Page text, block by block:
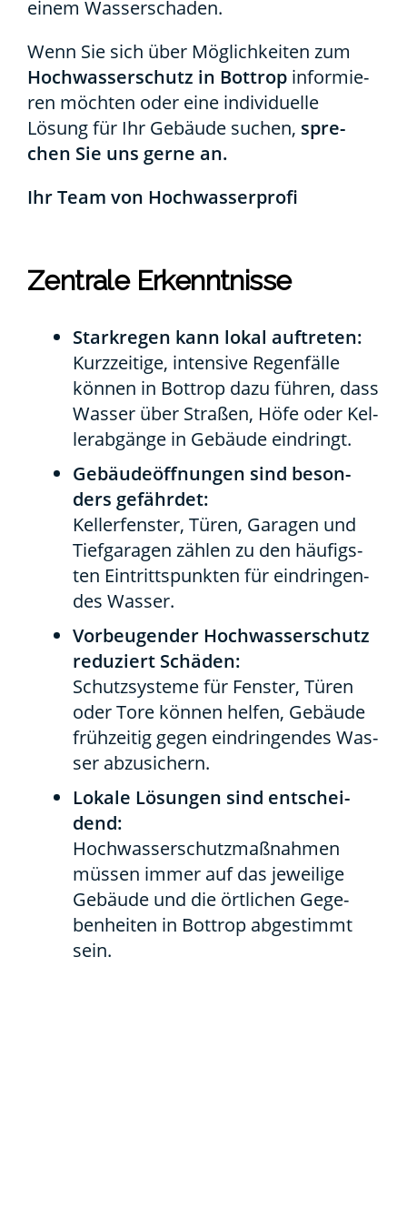
einem Was­ser­scha­den.
Wenn Sie sich über Mög­lich­kei­ten zum
Hoch­was­ser­schutz in Bot­trop infor­mie­
ren möch­ten oder eine indi­vi­du­el­le
Lösung für Ihr Gebäu­de suchen, spre­
chen Sie uns ger­ne an.
Ihr Team von Hoch­was­ser­pro­fi
Zen­tra­le Erkennt­nis­se
Stark­re­gen kann lokal auf­tre­ten:
Kurz­zei­ti­ge, inten­si­ve Regen­fäl­le
kön­nen in Bot­trop dazu füh­ren, dass
Was­ser über Stra­ßen, Höfe oder Kel­
ler­ab­gän­ge in Gebäu­de ein­dringt.
Gebäu­de­öff­nun­gen sind beson­
ders gefähr­det:
Kel­ler­fens­ter, Türen, Gara­gen und
Tief­ga­ra­gen zäh­len zu den häu­figs­
ten Ein­tritts­punk­ten für ein­drin­gen­
des Was­ser.
Vor­beu­gen­der Hoch­was­ser­schutz
redu­ziert Schä­den:
Schutz­sys­te­me für Fens­ter, Türen
oder Tore kön­nen hel­fen, Gebäu­de
früh­zei­tig gegen ein­drin­gen­des Was­
ser abzu­si­chern.
Loka­le Lösun­gen sind ent­schei­
dend:
Hoch­was­ser­schutz­maß­nah­men
müs­sen immer auf das jewei­li­ge
Gebäu­de und die ört­li­chen Gege­
ben­hei­ten in Bot­trop abge­stimmt
sein.